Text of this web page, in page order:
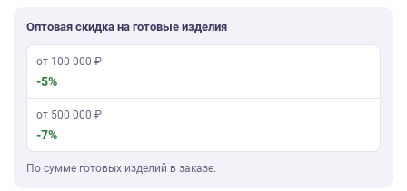
Оптовая скидка на готовые изделия
от 100 000 ₽
-5%
от 500 000 ₽
-7%
По сумме готовых изделий в заказе.